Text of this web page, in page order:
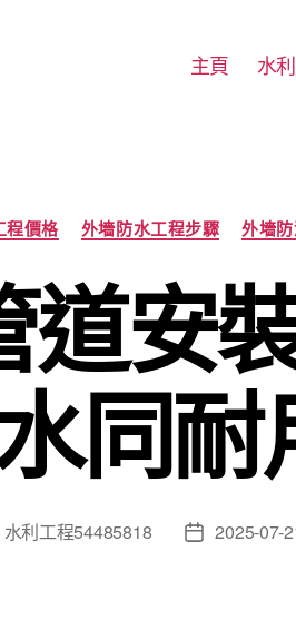
主頁 水
Categories
程價格 外墻防水工程步驟 外墻
道安
同耐
水利工程54485818
Post2025-07-